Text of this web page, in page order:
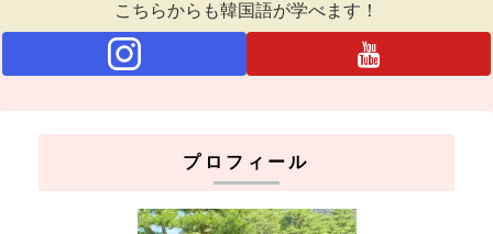
こちらからも韓国語が学べます！
プロフィール